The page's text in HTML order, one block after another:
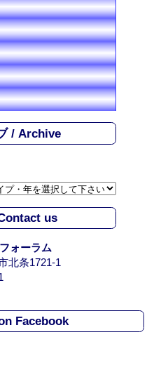
/ Archive
us
ォーラム
北条1721-1
Facebook